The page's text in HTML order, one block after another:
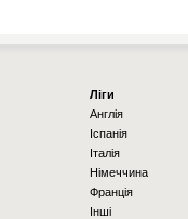
Ліги
Англія
Іспанія
Італія
Німеччина
Франція
Інші